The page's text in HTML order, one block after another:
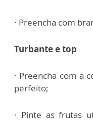
· Preencha com
Turbante e top
· Preencha com a
perfeito;
· Pinte as frutas